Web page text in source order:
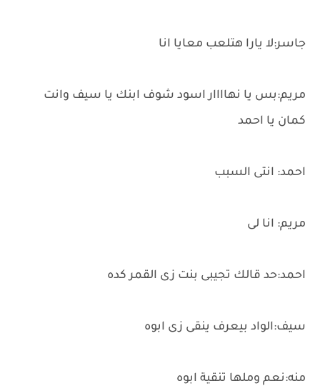
جاسر:لا يارا هتلعب معايا انا
مريم:بس يا نهاااار اسود شوف ابنك يا سيف وانت
كمان يا احمد
احمد: انتى السبب
مريم: انا لى
احمد:حد قالك تجيبى بنت زى القمر كده
سيف:الواد بيعرف ينقى زى ابوه
منه:نعم وملها تنقية ابوه